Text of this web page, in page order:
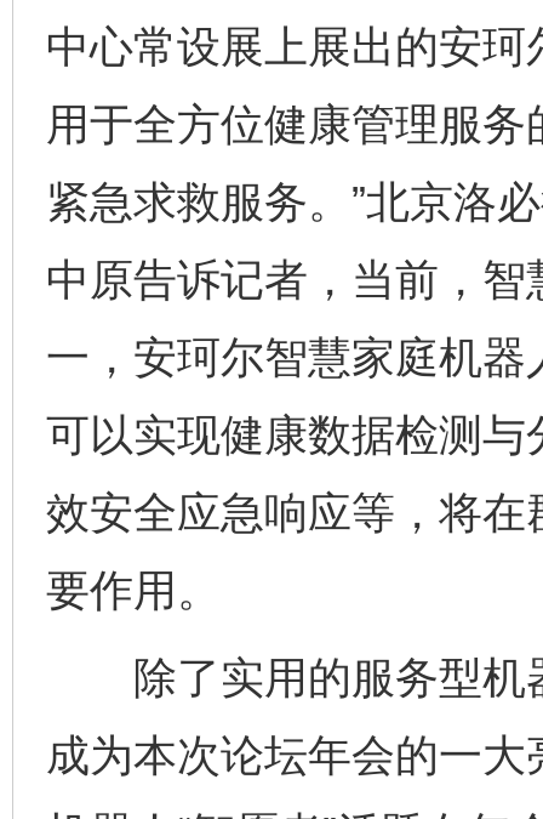
中心常设展上展出的安
用于全方位健康管理服
紧急求救服务。”北京洛
中原告诉记者，当前，
一，安珂尔智慧家庭机
可以实现健康数据检测
效安全应急响应等，将
要作用。
除了实用的服务型机
成为本次论坛年会的一